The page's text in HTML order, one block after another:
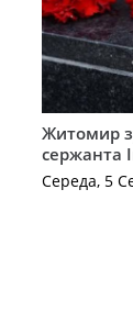
Житомир
сержанта
Середа, 5